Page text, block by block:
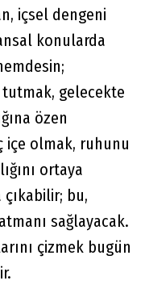
içsel dengeni
konularda
gelecekte
özen
içe olmak, ruhunu
ortaya
bu,
sağlayacak.
çizmek bugün